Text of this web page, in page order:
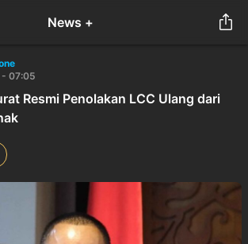
News +
07:05
Resmi Penolakan LCC Ulang dari